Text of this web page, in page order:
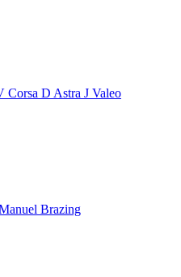
Corsa D Astra J Valeo
Brazing